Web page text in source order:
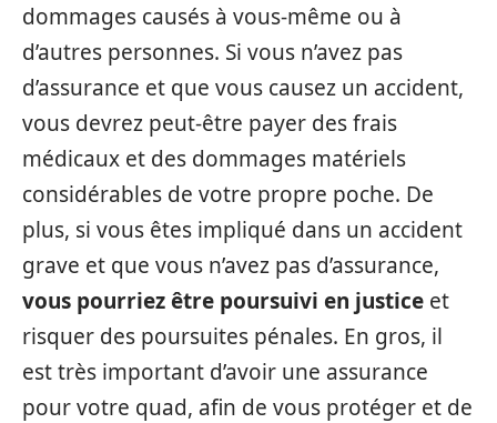
dommages causés à vous-même ou à
d’autres personnes. Si vous n’avez pas
d’assurance et que vous causez un accident,
vous devrez peut-être payer des frais
médicaux et des dommages matériels
considérables de votre propre poche. De
plus, si vous êtes impliqué dans un accident
grave et que vous n’avez pas d’assurance,
vous pourriez être poursuivi en justice et
risquer des poursuites pénales. En gros, il
est très important d’avoir une assurance
pour votre quad, afin de vous protéger et de